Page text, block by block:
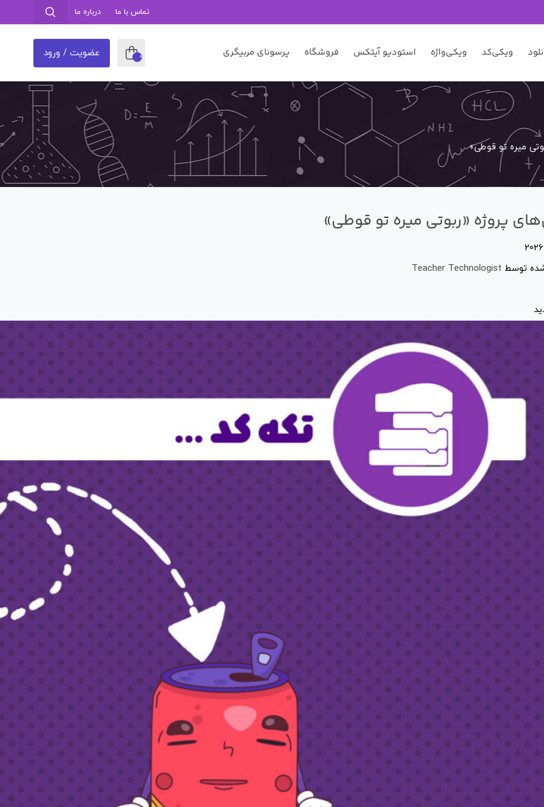
تماس با ما درباره ما
ویکی‌کد ویکی‌واژه استودیو آیتکس فروشگاه پرسونای مربیگری 0 عضویت / ورود
میره تو قوطی»
پروژه «ربوتی میره تو قوطی»
توسط Teacher Technologist